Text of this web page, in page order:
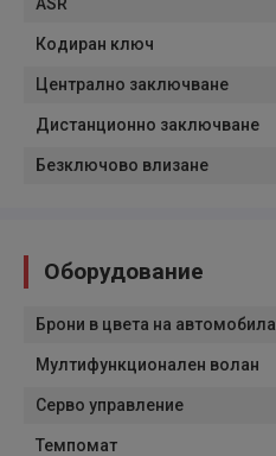
Кодиран ключ
Централно заключване
Дистанционно заключване
Безключово влизане
Оборудование
Брони в цвета на автомобила
Мултифункционален волан
Серво управление
Темпомат